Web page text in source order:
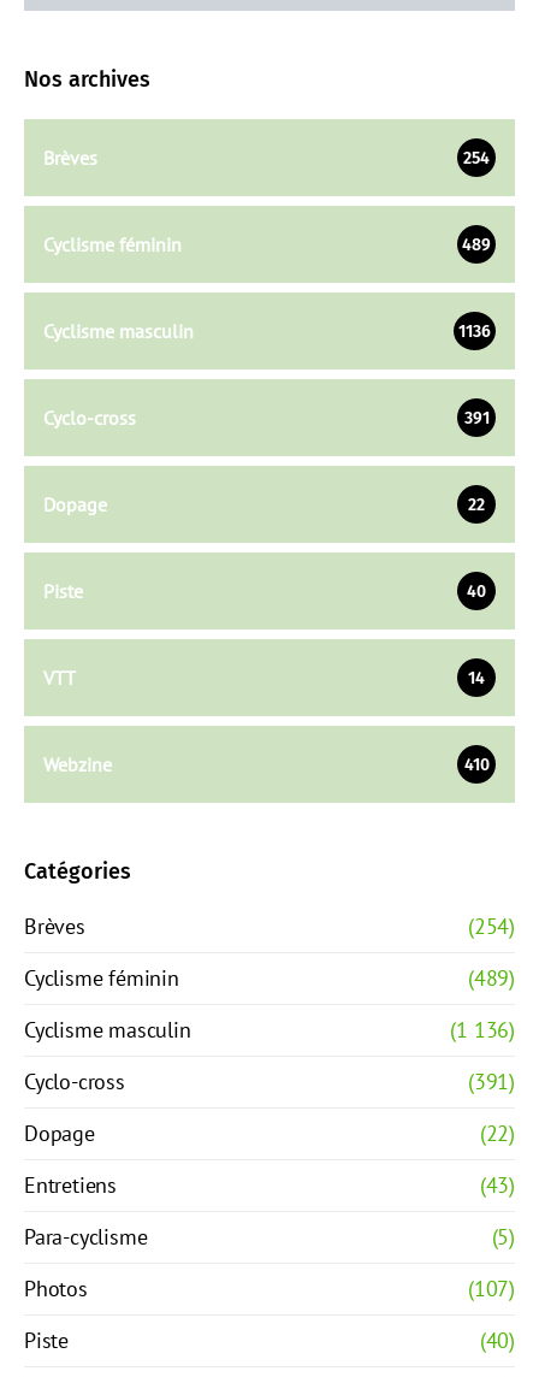
Nos archives
Brèves 254
Cyclisme féminin 489
Cyclisme masculin 1136
Cyclo-cross 391
Dopage 22
Piste 40
VTT 14
Webzine 410
Catégories
Brèves
(254)
Cyclisme féminin
(489)
Cyclisme masculin
(1 136)
Cyclo-cross
(391)
Dopage
(22)
Entretiens
(43)
Para-cyclisme
(5)
Photos
(107)
Piste
(40)